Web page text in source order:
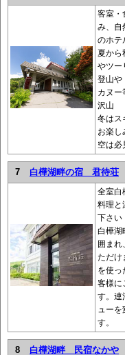
客室・
み、自
のホテ
夏から
やツー
登山や
カヌー
沢山
冬はス
お楽し
空は必
7 白樺湖畔の宿 君待荘
全室白
料理と
下さい
白樺湖
囲ま
ただけ
を使っ
客様に
す。連
ューを
す。
8 白樺湖畔 民宿なかや